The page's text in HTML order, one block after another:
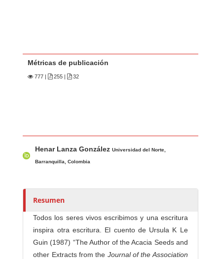
Métricas de publicación
777 | 255 | 32
u
r
s
Henar Lanza GonzálezUniversidad del Norte,
Barranquilla, Colombia
Resumen
Todos los seres vivos escribimos y una escritura
inspira otra escritura. El cuento de Ursula K Le
Guin (1987) “The Author of the Acacia Seeds and
other Extracts from the Journal of the Association